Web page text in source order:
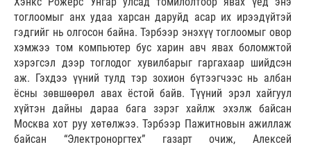
тоглоомыг анх удаа харсан даруйд асар их ирээдүйтэй
гэдгийг нь олгосон байна. Тэрбээр энэхүү тоглоомыг овор
хэмжээ том компьютер бус харин авч явах боломжтой
хэрэгсэл дээр тоглодог хувилбарыг гаргахаар шийдсэн
аж. Гэхдээ үүний тулд тэр зохион бүтээгчээс нь албан
ёсны зөвшөөрөл авах ёстой байв. Түүний эрэл хайгуул
хүйтэн дайны дараа бага зэрэг хайлж эхэлж байсан
Москва хот руу хөтөлжээ. Тэрбээр Пажитновын ажиллаж
байсан “Электроноргтех” газарт очиж, Алексей